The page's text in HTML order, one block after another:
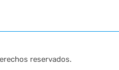
reservados.